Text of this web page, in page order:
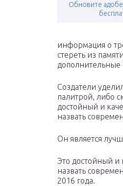
Обновите
информация о
стереть из
дополнительные
Создатели
палитрой, либо
достойный и
назвать
Он является
Это достойный и
назвать
2016 года.